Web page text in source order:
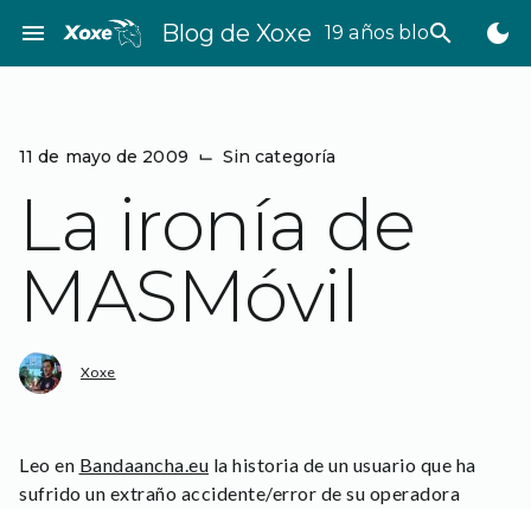
contenido
menu Blog de Xoxe 19 años bloggeando
search dark_mode
11 de mayo de 2009 ⌙ Sin categoría
La ironía de
MASMóvil
Xoxe
Leo en Bandaancha.eu la historia de un usuario que ha
sufrido un extraño accidente/error de su operadora